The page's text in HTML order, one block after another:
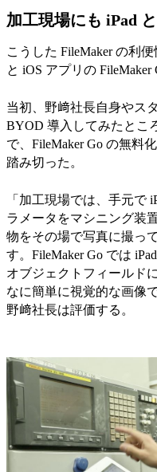
加工現場にも iPad
こうした FileMaker の利
と iOS アプリの FileMaker
当初、野﨑社長自身やス
BYOD 導入してみたとこ
で、FileMaker Go の無料
踏み切った。
「加工現場では、手元で
ラメータをマシニング装
物をその場で写真に撮っ
す。FileMaker Go では
オブジェクトフィールド
なに簡単に視覚的な画像
野﨑社長は評価する。